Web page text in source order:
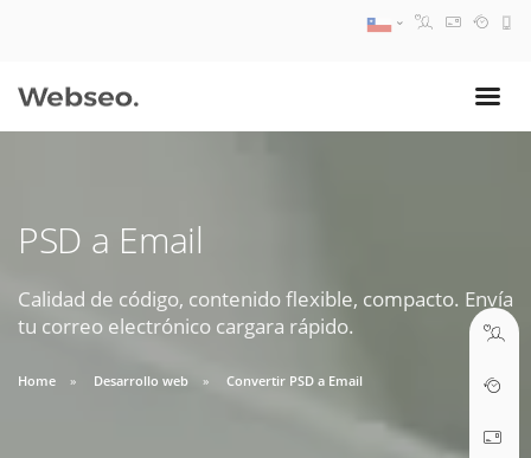
PSD a Email
Calidad de código, contenido flexible, compacto. Envía
tu correo electrónico cargara rápido.
Home Desarrollo web Convertir PSD a Email
09:30 AM A 18:30 PM
soporte@webseo.cl